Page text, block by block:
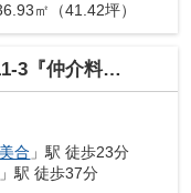
㎡（41.42坪）
無料』新築戸建て
美合 」駅 徒歩23分
」駅 徒歩37分